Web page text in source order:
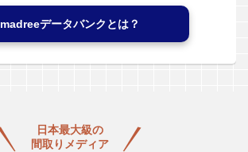
madreeデータバンクとは？
日本最大級の
間取りメディア